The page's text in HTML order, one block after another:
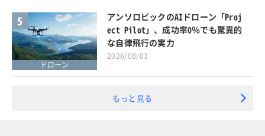
5
ドローン
アンソロピックのAIドローン「Proj
ect Pilot」、成功率0％でも驚異的
な自律飛行の実力
2026/08/03
もっと見る